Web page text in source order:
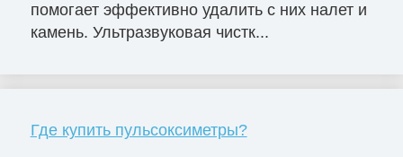
помогает эффективно удалить с них налет и
камень. Ультразвуковая чистк...
Где купить пульсоксиметры?